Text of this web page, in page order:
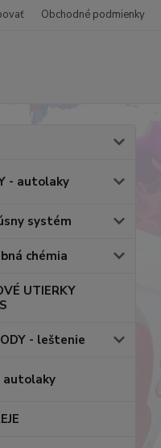
Obchodné podmienky
- autolaky
systém
chémia
UTIERKY
- leštenie
autolaky